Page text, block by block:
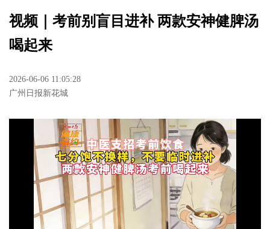
视频｜考前别盲目进补 两款安神健脾汤
喝起来
2026-06-06 11:05:28
广州日报新花城